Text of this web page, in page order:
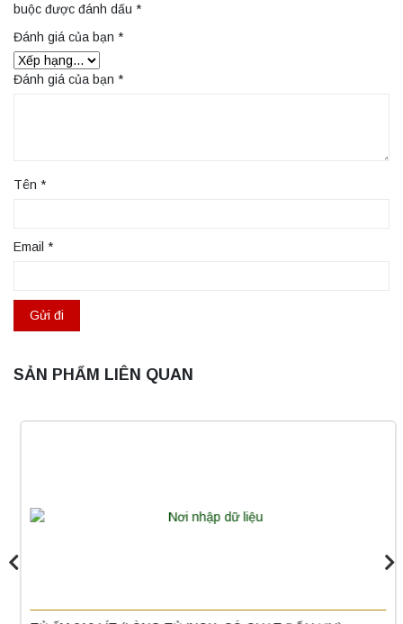
buộc được đánh dấu *
Đánh giá của bạn *
Đánh giá của bạn *
Tên *
Email *
SẢN PHẨM LIÊN QUAN
ổn định